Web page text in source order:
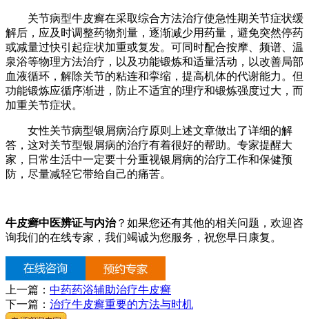
关节病型牛皮癣在采取综合方法治疗使急性期关节症状缓
解后，应及时调整药物剂量，逐渐减少用药量，避免突然停药
或减量过快引起症状加重或复发。可同时配合按摩、频谱、温
泉浴等物理方法治疗，以及功能锻炼和适量活动，以改善局部
血液循环，解除关节的粘连和挛缩，提高机体的代谢能力。但
功能锻炼应循序渐进，防止不适宜的理疗和锻炼强度过大，而
加重关节症状。
女性关节病型银屑病治疗原则上述文章做出了详细的解
答，这对关节型银屑病的治疗有着很好的帮助。专家提醒大
家，日常生活中一定要十分重视银屑病的治疗工作和保健预
防，尽量减轻它带给自己的痛苦。
牛皮癣中医辨证与内治？如果您还有其他的相关问题，欢迎咨
询我们的在线专家，我们竭诚为您服务，祝您早日康复。
上一篇： 中药药浴辅助治疗牛皮癣
下一篇： 治疗牛皮癣重要的方法与时机